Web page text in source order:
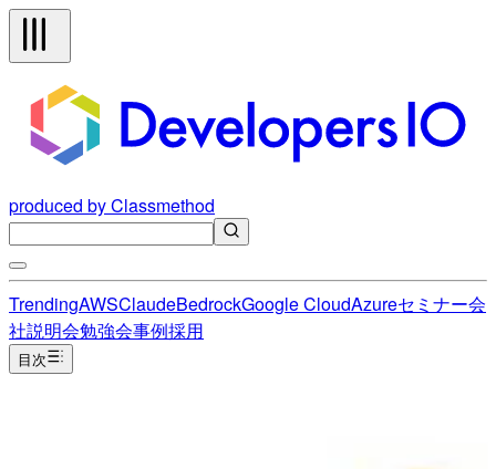
produced by Classmethod
TrendingAWSClaudeBedrockGoogle CloudAzureセミナー会
社説明会勉強会事例採用
目次